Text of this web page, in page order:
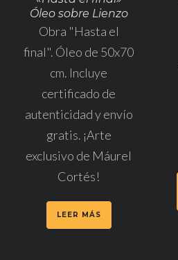
Óleo sobre Lienzo
Obra "Hasta el
final". Óleo de 50x70
cm. Incluye
certificado de
autenticidad y envío
gratis. ¡Arte
exclusivo de Máurel
Cortés!
LEER MÁS